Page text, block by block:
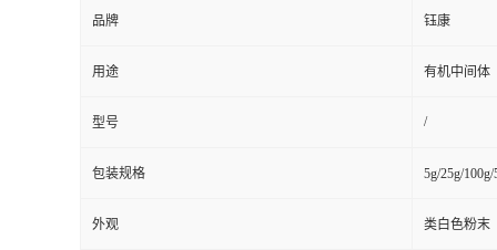
品牌 钰康
用途 有机中间体
型号 /
包装规格 5g/25g/
外观 类白色粉末